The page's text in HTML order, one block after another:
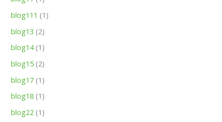
blog111 (1)
blog13 (2)
blog14(1)
blog15 (2)
blog17 (1)
blog18 (1)
blog22 (1)